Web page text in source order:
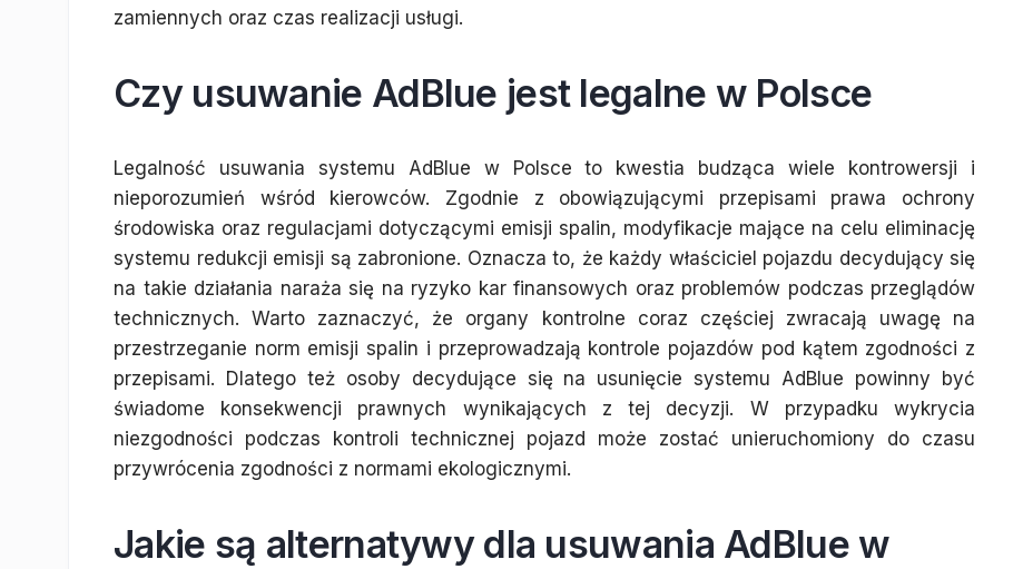
zamiennych oraz czas realizacji usługi.
Czy usuwanie AdBlue jest legalne w Polsce
Legalność usuwania systemu AdBlue w Polsce to kwestia budząca wiele kontrowersji i
nieporozumień wśród kierowców. Zgodnie z obowiązującymi przepisami prawa ochrony
środowiska oraz regulacjami dotyczącymi emisji spalin, modyfikacje mające na celu eliminację
systemu redukcji emisji są zabronione. Oznacza to, że każdy właściciel pojazdu decydujący się
na takie działania naraża się na ryzyko kar finansowych oraz problemów podczas przeglądów
technicznych. Warto zaznaczyć, że organy kontrolne coraz częściej zwracają uwagę na
przestrzeganie norm emisji spalin i przeprowadzają kontrole pojazdów pod kątem zgodności z
przepisami. Dlatego też osoby decydujące się na usunięcie systemu AdBlue powinny być
świadome konsekwencji prawnych wynikających z tej decyzji. W przypadku wykrycia
niezgodności podczas kontroli technicznej pojazd może zostać unieruchomiony do czasu
przywrócenia zgodności z normami ekologicznymi.
Jakie są alternatywy dla usuwania AdBlue w